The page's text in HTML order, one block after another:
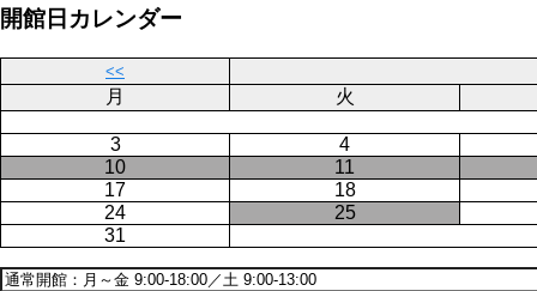
送
開館日カレンダー
<<
月 火
3
4
10
11
17
18
24
25
31